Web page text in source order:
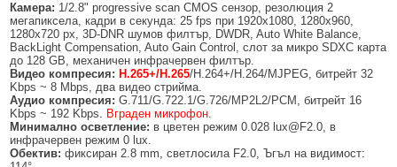
Камера: 1/2.8" progressive scan CMOS сензор, резолюция 2
мегапиксела, кадри в секунда: 25 fps при 1920x1080, 1280x960,
1280х720 px, 3D-DNR шумов филтър, DWDR, Auto White Balance,
BackLight Compensation, Auto Gain Control, слот за микро SDXC карта
до 128 GB, механичен инфрачервен филтър.
Видео компресия: H.265+/H.265/H.264+/H.264/MJPEG, битрейт 32
Kbps ~ 8 Mbps, два видео стрийма.
Аудио компресия: G.711/G.722.1/G.726/MP2L2/PCM, битрейт 16
Kbps ~ 192 Kbps. Вграден микрофон.
Минимално осветление: в цветен режим 0.028 lux@F2.0, в
инфрачервен режим 0 lux.
Обектив: фиксиран 2.8 mm, светлосила F2.0, Ъгъл на видимост: